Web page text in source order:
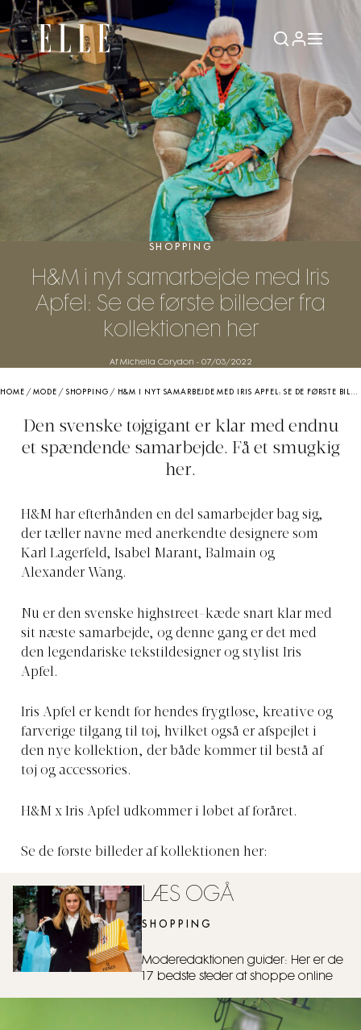
SHOPPING
H&M i nyt samarbejde med Iris
Apfel: Se de første billeder fra
kollektionen her
Af Michella Corydon - 07/03/2022
HOME /MODE / SHOPPING / H&M I NYT SAMARBEJDE MED IRIS APFEL: SE DE FØRSTE BILLEDER FRA KOLLEKTIONEN HER
Den svenske tøjgigant er klar med endnu
et spændende samarbejde. Få et smugkig
her.
H&M har efterhånden en del samarbejder bag sig,
der tæller navne med anerkendte designere som
Karl Lagerfeld, Isabel Marant, Balmain og
Alexander Wang.
Nu er den svenske highstreet-kæde snart klar med
sit næste samarbejde, og denne gang er det med
den legendariske tekstildesigner og stylist Iris
Apfel.
Iris Apfel er kendt for hendes frygtløse, kreative og
farverige tilgang til tøj, hvilket også er afspejlet i
den nye kollektion, der både kommer til bestå af
tøj og accessories.
H&M x Iris Apfel udkommer i løbet af foråret.
Se de første billeder af kollektionen her:
LÆS OGÅ
SHOPPING
Moderedaktionen guider: Her er de
17 bedste steder at shoppe online